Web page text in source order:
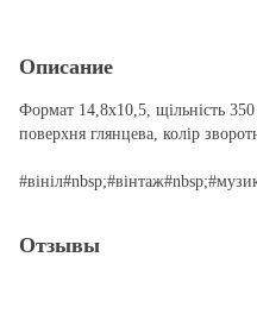
Описание
Формат 14,8х10,5, щільність
поверхня глянцева, колір
Отзывы